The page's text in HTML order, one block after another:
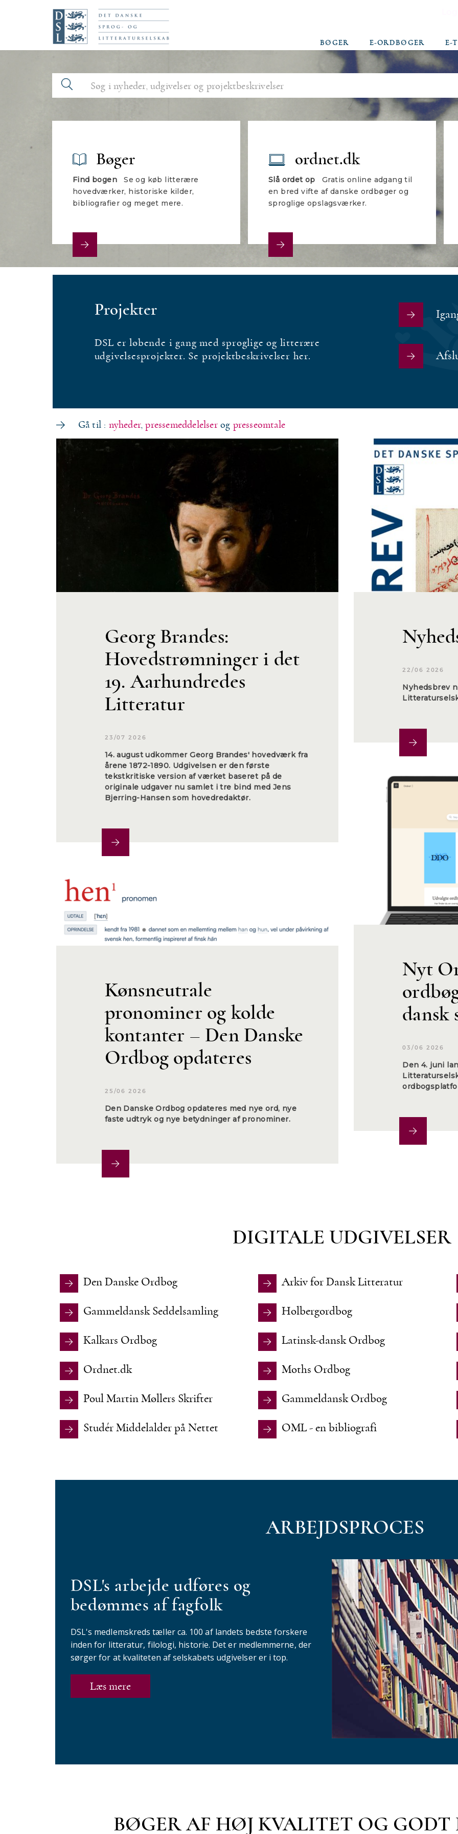
BØGER E-ORDBØGER E-
Bøger
Find bogenSe og køb litterære
hovedværker, historiske kilder,
bibliografier og meget mere.
ordnet.dk
Slå ordet op Gratis online adgang til
en bred vifte af danske ordbøger og
sproglige opslagsværker.
Projekter
DSL er løbende i gang med sproglige og litterære
udgivelsesprojekter. Se projektbeskrivelser her.
Gå til : nyheder,pressemeddelelserog presseomtale
Georg Brandes:
Hovedstrømninger i det
19. Aarhundredes
Litteratur
23/07 2026
14. august udkommer Georg Brandes' hovedværk fra
årene 1872-1890. Udgivelsen er den første
tekstkritiske version af værket baseret på de
originale udgaver nu samlet i tre bind med Jens
Bjerring-Hansen som hovedredaktør.
Kønsneutrale
pronominer og kolde
kontanter – Den Danske
Ordbog opdateres
25/06 2026
Den Danske Ordbog opdateres med nye ord, nye
faste udtryk og nye betydninger af pronominer.
22/06 2026
Nyhedsbrev
Nyt
dansk
03/06 2026
Den 4. juni
DIGITALE UDGIVELSER
Den Danske Ordbog Arkiv for Dansk Litteratur
Gammeldansk Seddelsamling Holbergordbog
Kalkars Ordbog Latinsk-dansk Ordbog
Ordnet.dk Moths Ordbog
Poul Martin Møllers Skrifter Gammeldansk Ordbog
Studér Middelalder på Nettet OML - en bibliografi
ARBEJDSPROCES
DSL's arbejde udføres og
bedømmes af fagfolk
DSL's medlemskreds tæller ca. 100 af landets bedste forskere
inden for litteratur, filologi, historie. Det er medlemmerne, der
sørger for at kvaliteten af selskabets udgivelser er i top.
Læs mere
BØGER AF HØJ KVALITET OG